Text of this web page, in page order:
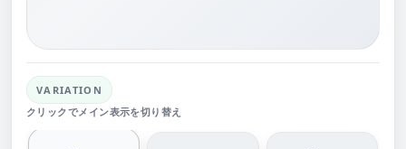
VARIATION
クリックでメイン表示を切り替え